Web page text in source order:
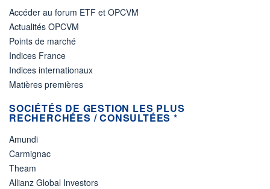
Accéder au forum ETF et OPCVM
Actualités OPCVM
Points de marché
Indices France
Indices internationaux
Matières premières
SOCIÉTÉS DE GESTION LES PLUS
RECHERCHÉES / CONSULTÉES *
Amundi
Carmignac
Theam
Allianz Global Investors